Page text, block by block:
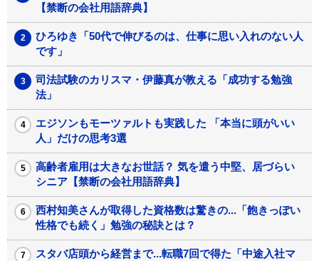
【禁断の会社用語辞典】
ひろゆき「50代で伸びるのは、仕事に思い入れのない人
です」
司法試験のカリスマ・伊藤真が教える「成功する勉強
法」
エジソンもモーツァルトも実践した 「本当に頭がいい
人」だけの思考3選
高齢者雇用は大きなお世話？ 気を遣う中堅、居づらい
シニア【禁断の会社用語辞典】
西村知美さんが取得した資格数は驚きの...「飽きっぽい
性格でも続く」勉強の秘訣とは？
スタバ店頭から経営まで...転職7回で得た「中途入社マ